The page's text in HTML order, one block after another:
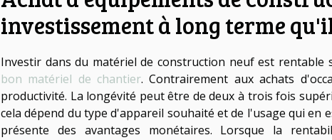
investissement à long terme
Investir dans du matériel de construction neuf est
bon matériel de chantier. Contrairement aux achats
productivité. La longévité peut être de deux à trois fois
cela dépend du type d'appareil souhaité et de l'usage qui en
présente des avantages monétaires. Lorsque la